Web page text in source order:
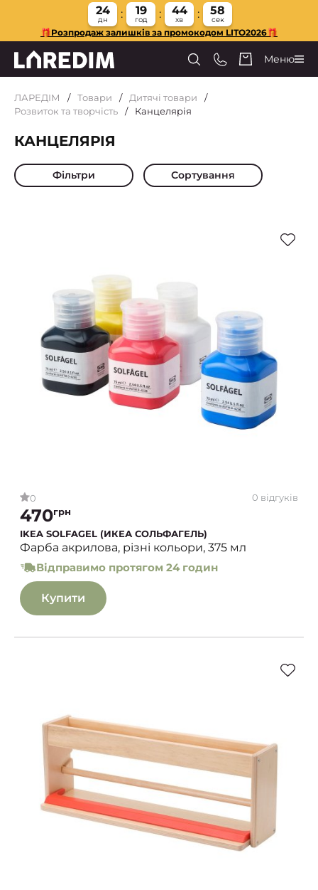
24
дн
19
год
44
хв
57
сек
🎁Розпродаж залишків за промокодом LITO2026🎁
Меню
ЛАРЕДІМ Товари
Дитячі товари
Розвиток та творчість
Канцелярія
КАНЦЕЛЯРІЯ
Фільтри Сортування
0 0 відгуків
470грн
IKEA SOLFAGEL (ИКЕА СОЛЬФАГЕЛЬ)
Фарба акрилова, різні кольори, 375 мл
Відправимо протягом 24 годин
Купити